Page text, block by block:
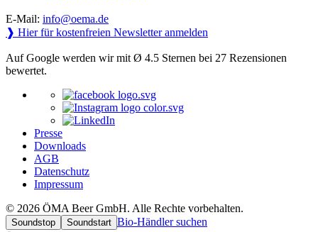
E-Mail: info@oema.de
❱ Hier für kostenfreien Newsletter anmelden
Auf Google werden wir mit Ø 4.5 Sternen bei 27 Rezensionen
bewertet.
Presse
Downloads
AGB
Datenschutz
Impressum
© 2026 ÖMA Beer GmbH. Alle Rechte vorbehalten.
Soundstop Soundstart Bio-Händler suchen